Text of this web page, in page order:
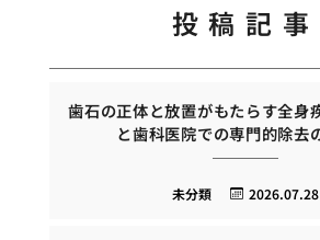
投稿記事
歯石の正体と放置がもたらす全身
と歯科医院での専門的除去
2026.07.28
未分類